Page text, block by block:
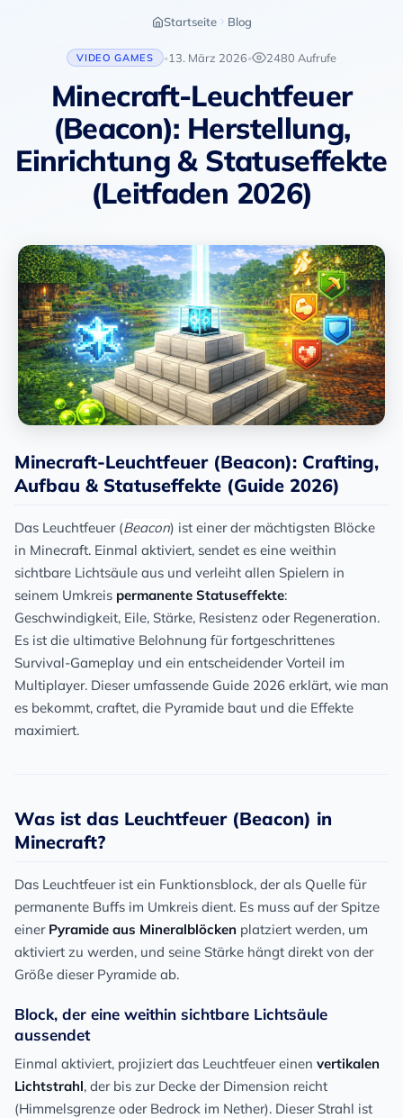
Startseite Blog
VIDEO GAMES • 13. März 2026• 2480 Aufrufe
Minecraft-Leuchtfeuer
(Beacon): Herstellung,
Einrichtung & Statuseffekte
(Leitfaden 2026)
Minecraft-Leuchtfeuer (Beacon): Crafting,
Aufbau & Statuseffekte (Guide 2026)
Das Leuchtfeuer (Beacon) ist einer der mächtigsten Blöcke
in Minecraft. Einmal aktiviert, sendet es eine weithin
sichtbare Lichtsäule aus und verleiht allen Spielern in
seinem Umkreis permanente Statuseffekte:
Geschwindigkeit, Eile, Stärke, Resistenz oder Regeneration.
Es ist die ultimative Belohnung für fortgeschrittenes
Survival-Gameplay und ein entscheidender Vorteil im
Multiplayer. Dieser umfassende Guide 2026 erklärt, wie man
es bekommt, craftet, die Pyramide baut und die Effekte
maximiert.
Was ist das Leuchtfeuer (Beacon) in
Minecraft?
Das Leuchtfeuer ist ein Funktionsblock, der als Quelle für
permanente Buffs im Umkreis dient. Es muss auf der Spitze
einer Pyramide aus Mineralblöcken platziert werden, um
aktiviert zu werden, und seine Stärke hängt direkt von der
Größe dieser Pyramide ab.
Block, der eine weithin sichtbare Lichtsäule
aussendet
Einmal aktiviert, projiziert das Leuchtfeuer einen vertikalen
Lichtstrahl, der bis zur Decke der Dimension reicht
(Himmelsgrenze oder Bedrock im Nether). Dieser Strahl ist